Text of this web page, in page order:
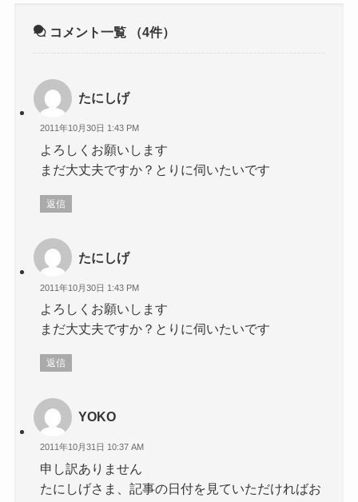
コメント一覧 （4件）
たにしげ
2011年10月30日 1:43 PM
よろしくお願いします
まだ大丈夫ですか？とりに伺いたいです
返信
たにしげ
2011年10月30日 1:43 PM
よろしくお願いします
まだ大丈夫ですか？とりに伺いたいです
返信
YOKO
2011年10月31日 10:37 AM
申し訳ありません
たにしげさま、記事の日付を見ていただければお